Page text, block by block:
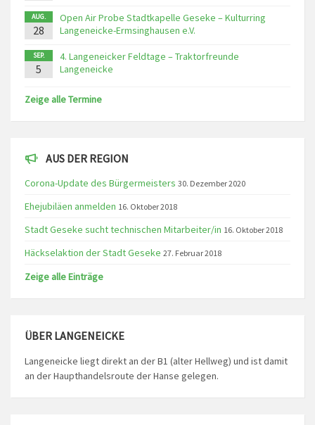
AUG.
28
Open Air Probe Stadtkapelle Geseke – Kulturring
Langeneicke-Ermsinghausen e.V.
SEP.
5
4. Langeneicker Feldtage – Traktorfreunde
Langeneicke
Zeige alle Termine
AUS DER REGION
Corona-Update des Bürgermeisters 30. Dezember 2020
Ehejubiläen anmelden 16. Oktober 2018
Stadt Geseke sucht technischen Mitarbeiter/in 16. Oktober 2018
Häckselaktion der Stadt Geseke 27. Februar 2018
Zeige alle Einträge
ÜBER LANGENEICKE
Langeneicke liegt direkt an der B1 (alter Hellweg) und ist damit
an der Haupthandelsroute der Hanse gelegen.